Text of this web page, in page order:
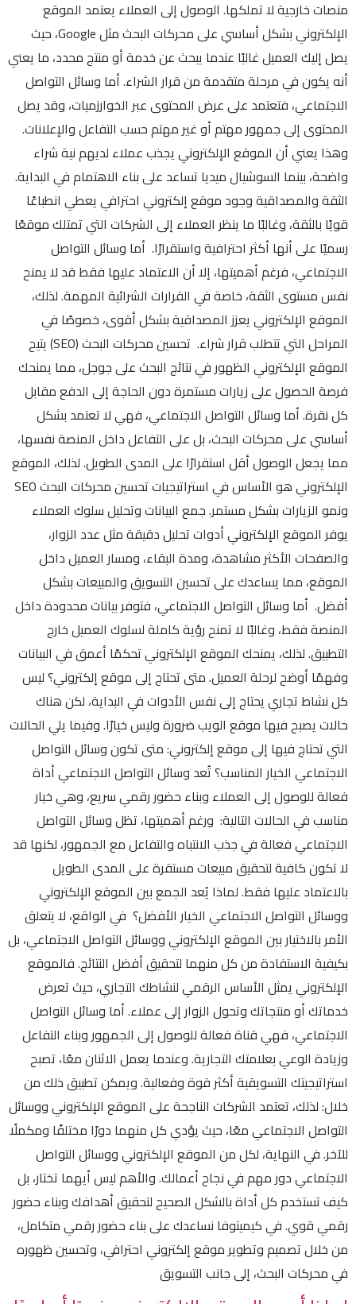
منصات خارجية لا تملكها. الوصول إلى العملاء يعتمد الموقع
الإلكتروني بشكل أساسي على محركات البحث مثل Google، حيث
يصل إليك العميل غالبًا عندما يبحث عن خدمة أو منتج محدد، ما يعني
أنه يكون في مرحلة متقدمة من قرار الشراء. أما وسائل التواصل
الاجتماعي، فتعتمد على عرض المحتوى عبر الخوارزميات، وقد يصل
المحتوى إلى جمهور مهتم أو غير مهتم حسب التفاعل والإعلانات.
وهذا يعني أن الموقع الإلكتروني يجذب عملاء لديهم نية شراء
واضحة، بينما السوشيال ميديا تساعد على بناء الاهتمام في البداية.
الثقة والمصداقية وجود موقع إلكتروني احترافي يعطي انطباعًا
قويًا بالثقة، وغالبًا ما ينظر العملاء إلى الشركات التي تمتلك موقعًا
رسميًا على أنها أكثر احترافية واستقرارًا. أما وسائل التواصل
الاجتماعي، فرغم أهميتها، إلا أن الاعتماد عليها فقط قد لا يمنح
نفس مستوى الثقة، خاصة في القرارات الشرائية المهمة. لذلك،
الموقع الإلكتروني يعزز المصداقية بشكل أقوى، خصوصًا في
المراحل التي تتطلب قرار شراء. تحسين محركات البحث (SEO) يتيح
الموقع الإلكتروني الظهور في نتائج البحث على جوجل، مما يمنحك
فرصة الحصول على زيارات مستمرة دون الحاجة إلى الدفع مقابل
كل نقرة. أما وسائل التواصل الاجتماعي، فهي لا تعتمد بشكل
أساسي على محركات البحث، بل على التفاعل داخل المنصة نفسها،
مما يجعل الوصول أقل استقرارًا على المدى الطويل. لذلك، الموقع
الإلكتروني هو الأساس في استراتيجيات تحسين محركات البحث SEO
ونمو الزيارات بشكل مستمر. جمع البيانات وتحليل سلوك العملاء
يوفر الموقع الإلكتروني أدوات تحليل دقيقة مثل عدد الزوار،
والصفحات الأكثر مشاهدة، ومدة البقاء، ومسار العميل داخل
الموقع، مما يساعدك على تحسين التسويق والمبيعات بشكل
أفضل. أما وسائل التواصل الاجتماعي، فتوفر بيانات محدودة داخل
المنصة فقط، وغالبًا لا تمنح رؤية كاملة لسلوك العميل خارج
التطبيق. لذلك، يمنحك الموقع الإلكتروني تحكمًا أعمق في البيانات
وفهمًا أوضح لرحلة العميل. متى تحتاج إلى موقع إلكتروني؟ ليس
كل نشاط تجاري يحتاج إلى نفس الأدوات في البداية، لكن هناك
حالات يصبح فيها موقع الويب ضرورة وليس خيارًا. وفيما يلي الحالات
التي تحتاج فيها إلى موقع إلكتروني: متى تكون وسائل التواصل
الاجتماعي الخيار المناسب؟ تُعد وسائل التواصل الاجتماعي أداة
فعالة للوصول إلى العملاء وبناء حضور رقمي سريع، وهي خيار
مناسب في الحالات التالية: ورغم أهميتها، تظل وسائل التواصل
الاجتماعي فعالة في جذب الانتباه والتفاعل مع الجمهور، لكنها قد
لا تكون كافية لتحقيق مبيعات مستقرة على المدى الطويل
بالاعتماد عليها فقط. لماذا يُعد الجمع بين الموقع الإلكتروني
ووسائل التواصل الاجتماعي الخيار الأفضل؟ في الواقع، لا يتعلق
الأمر بالاختيار بين الموقع الإلكتروني ووسائل التواصل الاجتماعي، بل
بكيفية الاستفادة من كل منهما لتحقيق أفضل النتائج. فالموقع
الإلكتروني يمثل الأساس الرقمي لنشاطك التجاري، حيث تعرض
خدماتك أو منتجاتك وتحول الزوار إلى عملاء. أما وسائل التواصل
الاجتماعي، فهي قناة فعالة للوصول إلى الجمهور وبناء التفاعل
وزيادة الوعي بعلامتك التجارية. وعندما يعمل الاثنان معًا، تصبح
استراتيجيتك التسويقية أكثر قوة وفعالية. ويمكن تطبيق ذلك من
خلال: لذلك، تعتمد الشركات الناجحة على الموقع الإلكتروني ووسائل
التواصل الاجتماعي معًا، حيث يؤدي كل منهما دورًا مختلفًا ومكملًا
للآخر. في النهاية، لكل من الموقع الإلكتروني ووسائل التواصل
الاجتماعي دور مهم في نجاح أعمالك. والأهم ليس أيهما تختار، بل
كيف تستخدم كل أداة بالشكل الصحيح لتحقيق أهدافك وبناء حضور
رقمي قوي. في كيميتوفا نساعدك على بناء حضور رقمي متكامل،
من خلال تصميم وتطوير موقع إلكتروني احترافي، وتحسين ظهوره
في محركات البحث، إلى جانب التسويق